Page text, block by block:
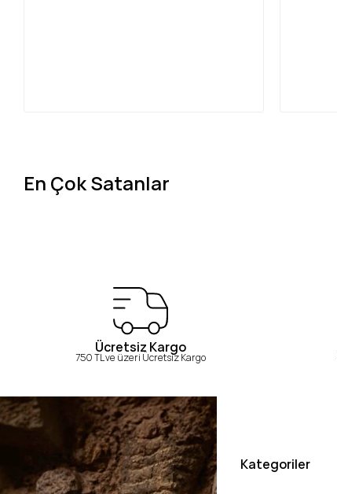
En Çok Satanlar
Ücretsiz Kargo
750 TL ve üzeri Ücretsiz Kargo
Kategoriler